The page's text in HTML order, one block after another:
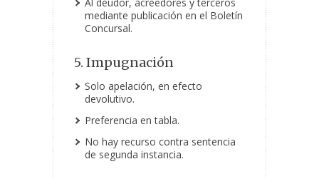
Al deudor, acreedores y terceros
mediante publicación en el Boletín
Concursal.
5. Impugnación
Solo apelación, en efecto
devolutivo.
Preferencia en tabla.
No hay recurso contra sentencia
de segunda instancia.